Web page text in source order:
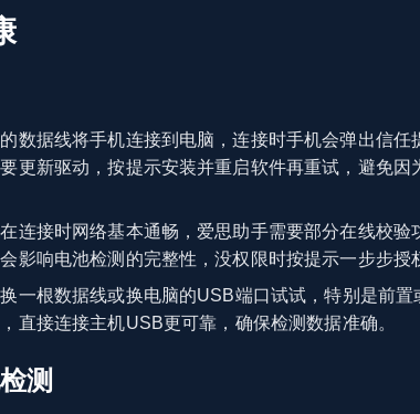
数据线将手机连接到电脑，连接时手机会弹出信任
更新驱动，按提示安装并重启软件再重试，避免
连接时网络基本通畅，爱思助手需要部分在线校
影响电池检测的完整性，没权限时按提示一步步授
一根数据线或换电脑的USB端口试试，特别是前置
直接连接主机USB更可靠，确保检测数据准确。
测